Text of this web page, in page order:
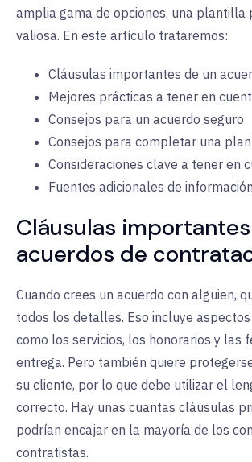
amplia gama de opciones, una plantilla
valiosa. En este artículo trataremos:
Cláusulas importantes de un
Mejores prácticas a tener en
Consejos para un acuerdo seguro
Consejos para completar una
Consideraciones clave a tener en
Fuentes adicionales de información
Cláusulas
acuerdos de
Cuando crees un acuerdo con alguien,
todos los detalles. Eso incluye
como los servicios, los honorarios y las
entrega. Pero también quiere
su cliente, por lo que debe utilizar el
correcto. Hay unas cuantas cláusulas
podrían encajar en la mayoría de los
contratistas.